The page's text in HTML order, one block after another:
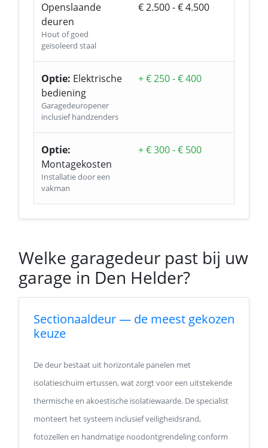
Openslaande
deuren
Hout of goed
geïsoleerd staal
€ 2.500 - € 4.500
Optie: Elektrische
bediening
Garagedeuropener
inclusief handzenders
+ € 250 - € 400
Optie:
Montagekosten
Installatie door een
vakman
+ € 300 - € 500
Welke garagedeur past bij uw
garage in Den Helder?
Sectionaaldeur — de meest gekozen
keuze
De deur bestaat uit horizontale panelen met
isolatieschuim ertussen, wat zorgt voor een uitstekende
thermische en akoestische isolatiewaarde. De specialist
monteert het systeem inclusief veiligheidsrand,
fotozellen en handmatige noodontgrendeling conform